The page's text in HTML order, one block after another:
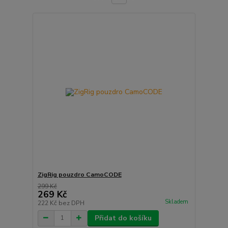
ZigRig pouzdro CamoCODE
299 Kč
269 Kč
222 Kč bez DPH Skladem
Přidat do košíku